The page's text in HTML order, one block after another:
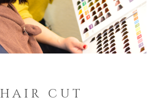
hair cut